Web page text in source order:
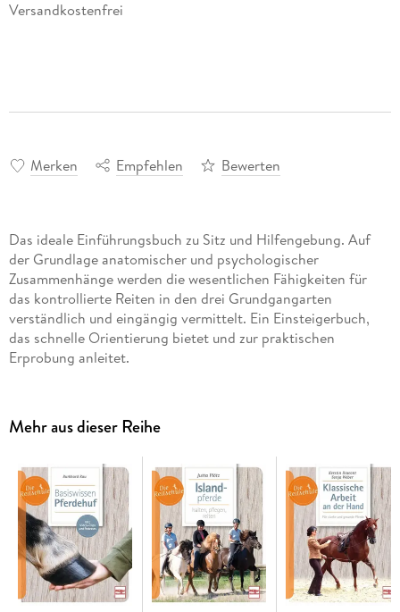
Versandkostenfrei
Merken Empfehlen Bewerten
Das ideale Einführungsbuch zu Sitz und Hilfengebung. Auf
der Grundlage anatomischer und psychologischer
Zusammenhänge werden die wesentlichen Fähigkeiten für
das kontrollierte Reiten in den drei Grundgangarten
verständlich und eingängig vermittelt. Ein Einsteigerbuch,
das schnelle Orientierung bietet und zur praktischen
Erprobung anleitet.
Mehr aus dieser Reihe